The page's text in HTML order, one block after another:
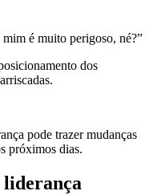
é muito perigoso, né?”
dos
pode trazer mudanças
próximos dias.
liderança